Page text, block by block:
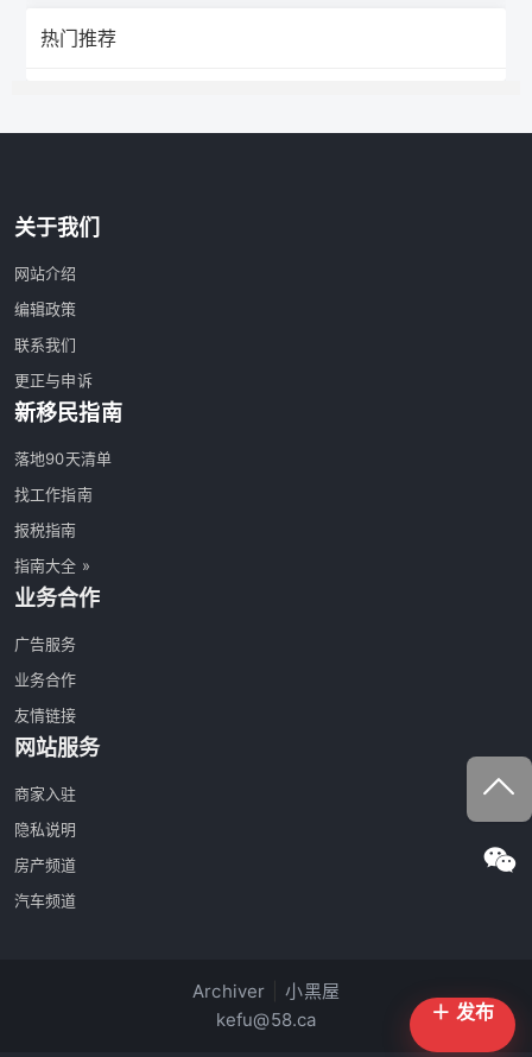
热门推荐
关于我们
网站介绍
编辑政策
联系我们
更正与申诉
新移民指南
落地90天清单
找工作指南
报税指南
指南大全 »
业务合作
广告服务
业务合作
友情链接
网站服务
商家入驻
隐私说明
房产频道
汽车频道
Archiver
小黑屋
kefu@58.ca
＋ 发布